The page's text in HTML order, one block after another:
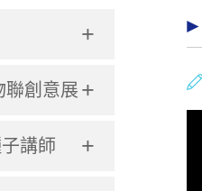
+
+
聯創意展
+
講師